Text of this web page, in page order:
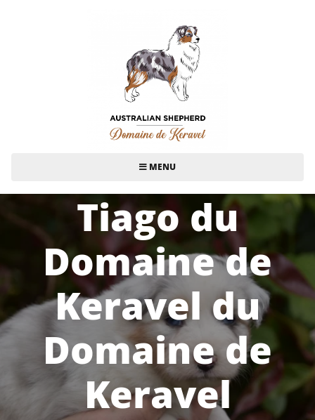
MENU
Tiago du
Domaine de
Keravel du
Domaine de
Keravel